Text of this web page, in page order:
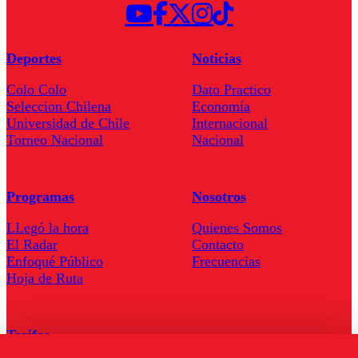
Deportes
Colo Colo
Seleccion Chilena
Universidad de Chile
Torneo Nacional
Noticias
Dato Practico
Economía
Internacional
Nacional
Programas
LLegó la hora
El Radar
Enfoqué Público
Hoja de Ruta
Nosotros
Quienes Somos
Contacto
Frecuencias
Tarifas